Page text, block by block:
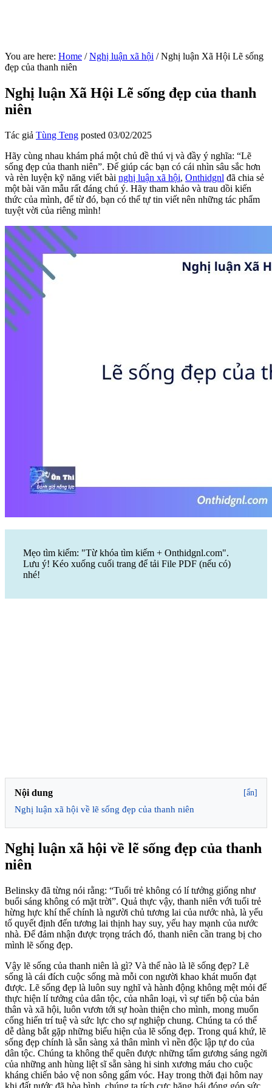
You are here: Home / Nghị luận xã hội /Nghị luận Xã Hội Lẽ sống
đẹp của thanh niên
Nghị luận Xã Hội Lẽ sống đẹp của thanh
niên
Tác giả Tùng Teng posted 03/02/2025
Hãy cùng nhau khám phá một chủ đề thú vị và đầy ý nghĩa: “Lẽ
sống đẹp của thanh niên”. Để giúp các bạn có cái nhìn sâu sắc hơn
và rèn luyện kỹ năng viết bài nghị luận xã hội, Onthidgnl đã chia sẻ
một bài văn mẫu rất đáng chú ý. Hãy tham khảo và trau dồi kiến
thức của mình, để từ đó, bạn có thể tự tin viết nên những tác phẩm
tuyệt vời của riêng mình!
Mẹo tìm kiếm: "Từ khóa tìm kiếm + Onthidgnl.com".
Lưu ý! Kéo xuống cuối trang để tải File PDF (nếu có)
nhé!
Nội dung [ẩn]
Nghị luận xã hội về lẽ sống đẹp của thanh niên
Nghị luận xã hội về lẽ sống đẹp của thanh
niên
Belinsky đã từng nói rằng: “Tuổi trẻ không có lí tưởng giống như
buổi sáng không có mặt trời”. Quả thực vậy, thanh niên với tuổi trẻ
hừng hực khí thế chính là người chủ tương lai của nước nhà, là yếu
tố quyết định đến tương lai thịnh hay suy, yếu hay mạnh của nước
nhà. Để đảm nhận được trọng trách đó, thanh niên cần trang bị cho
mình lẽ sống đẹp.
Vậy lẽ sống của thanh niên là gì? Và thế nào là lẽ sống đẹp? Lẽ
sống là cái đích cuộc sống mà mỗi con người khao khát muốn đạt
được. Lẽ sống đẹp là luôn suy nghĩ và hành động không mệt mỏi để
thực hiện lí tưởng của dân tộc, của nhân loại, vì sự tiến bộ của bản
thân và xã hội, luôn vươn tới sự hoàn thiện cho mình, mong muốn
cống hiến trí tuệ và sức lực cho sự nghiệp chung. Chúng ta có thể
dễ dàng bắt gặp những biểu hiện của lẽ sống đẹp. Trong quá khứ, lẽ
sống đẹp chính là sẵn sàng xả thân mình vì nền độc lập tự do của
dân tộc. Chúng ta không thể quên được những tấm gương sáng ngời
của những anh hùng liệt sĩ sẵn sàng hi sinh xương máu cho cuộc
kháng chiến bảo vệ non sông gấm vóc. Hay trong thời đại hôm nay
khi đất nước đã hòa bình, chúng ta tích cực hăng hái đóng góp sức